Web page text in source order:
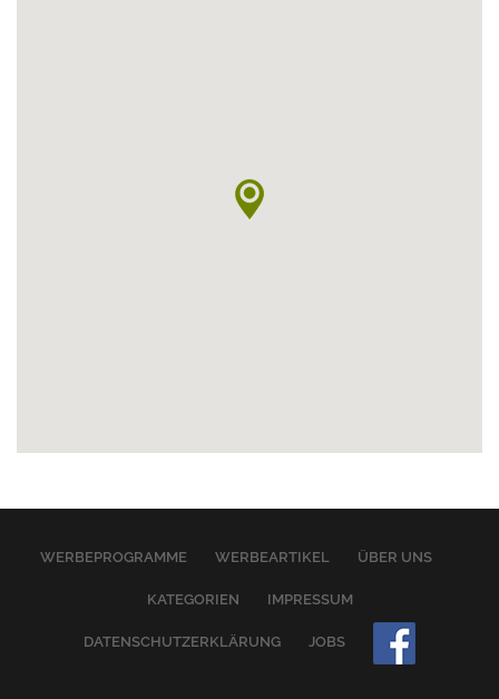
WERBEPROGRAMME WERBEARTIKEL ÜBER UNS
KATEGORIEN IMPRESSUM
DATENSCHUTZERKLÄRUNG JOBS